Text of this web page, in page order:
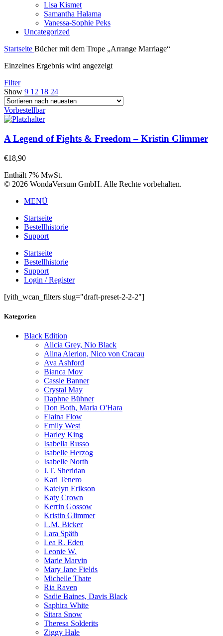
Lisa Kismet
Samantha Halama
Vanessa-Sophie Peks
Uncategorized
Startseite Bücher mit dem Trope „Arrange Marriage“
Einzelnes Ergebnis wird angezeigt
Filter
Show 9 12 18 24
Vorbestellbar
A Legend of Fights & Freedom – Kristin Glimmer
€18,90
Enthält 7% MwSt.
© 2026 WondaVersum GmbH. Alle Rechte vorbehalten.
MENÜ
Startseite
Bestellhistorie
Support
Startseite
Bestellhistorie
Support
Login / Register
[yith_wcan_filters slug="draft-preset-2-2-2"]
Kategorien
Black Edition
Alicia Grey, Nio Black
Alina Alerion, Nico von Cracau
Ava Ashford
Bianca Mov
Cassie Banner
Crystal May
Daphne Bühner
Don Both, Maria O'Hara
Elaina Flow
Emily West
Harley King
Isabella Russo
Isabelle Herzog
Isabelle North
J.T. Sheridan
Kari Tenero
Katelyn Erikson
Katy Crown
Kerrin Gossow
Kristin Glimmer
L.M. Bicker
Lara Späth
Lea R. Eden
Leonie W.
Marie Marvin
Mary Jane Fields
Michelle Thate
Ria Raven
Sadie Baines, Davis Black
Saphira White
Sitara Snow
Theresa Solderits
Ziggy Hale